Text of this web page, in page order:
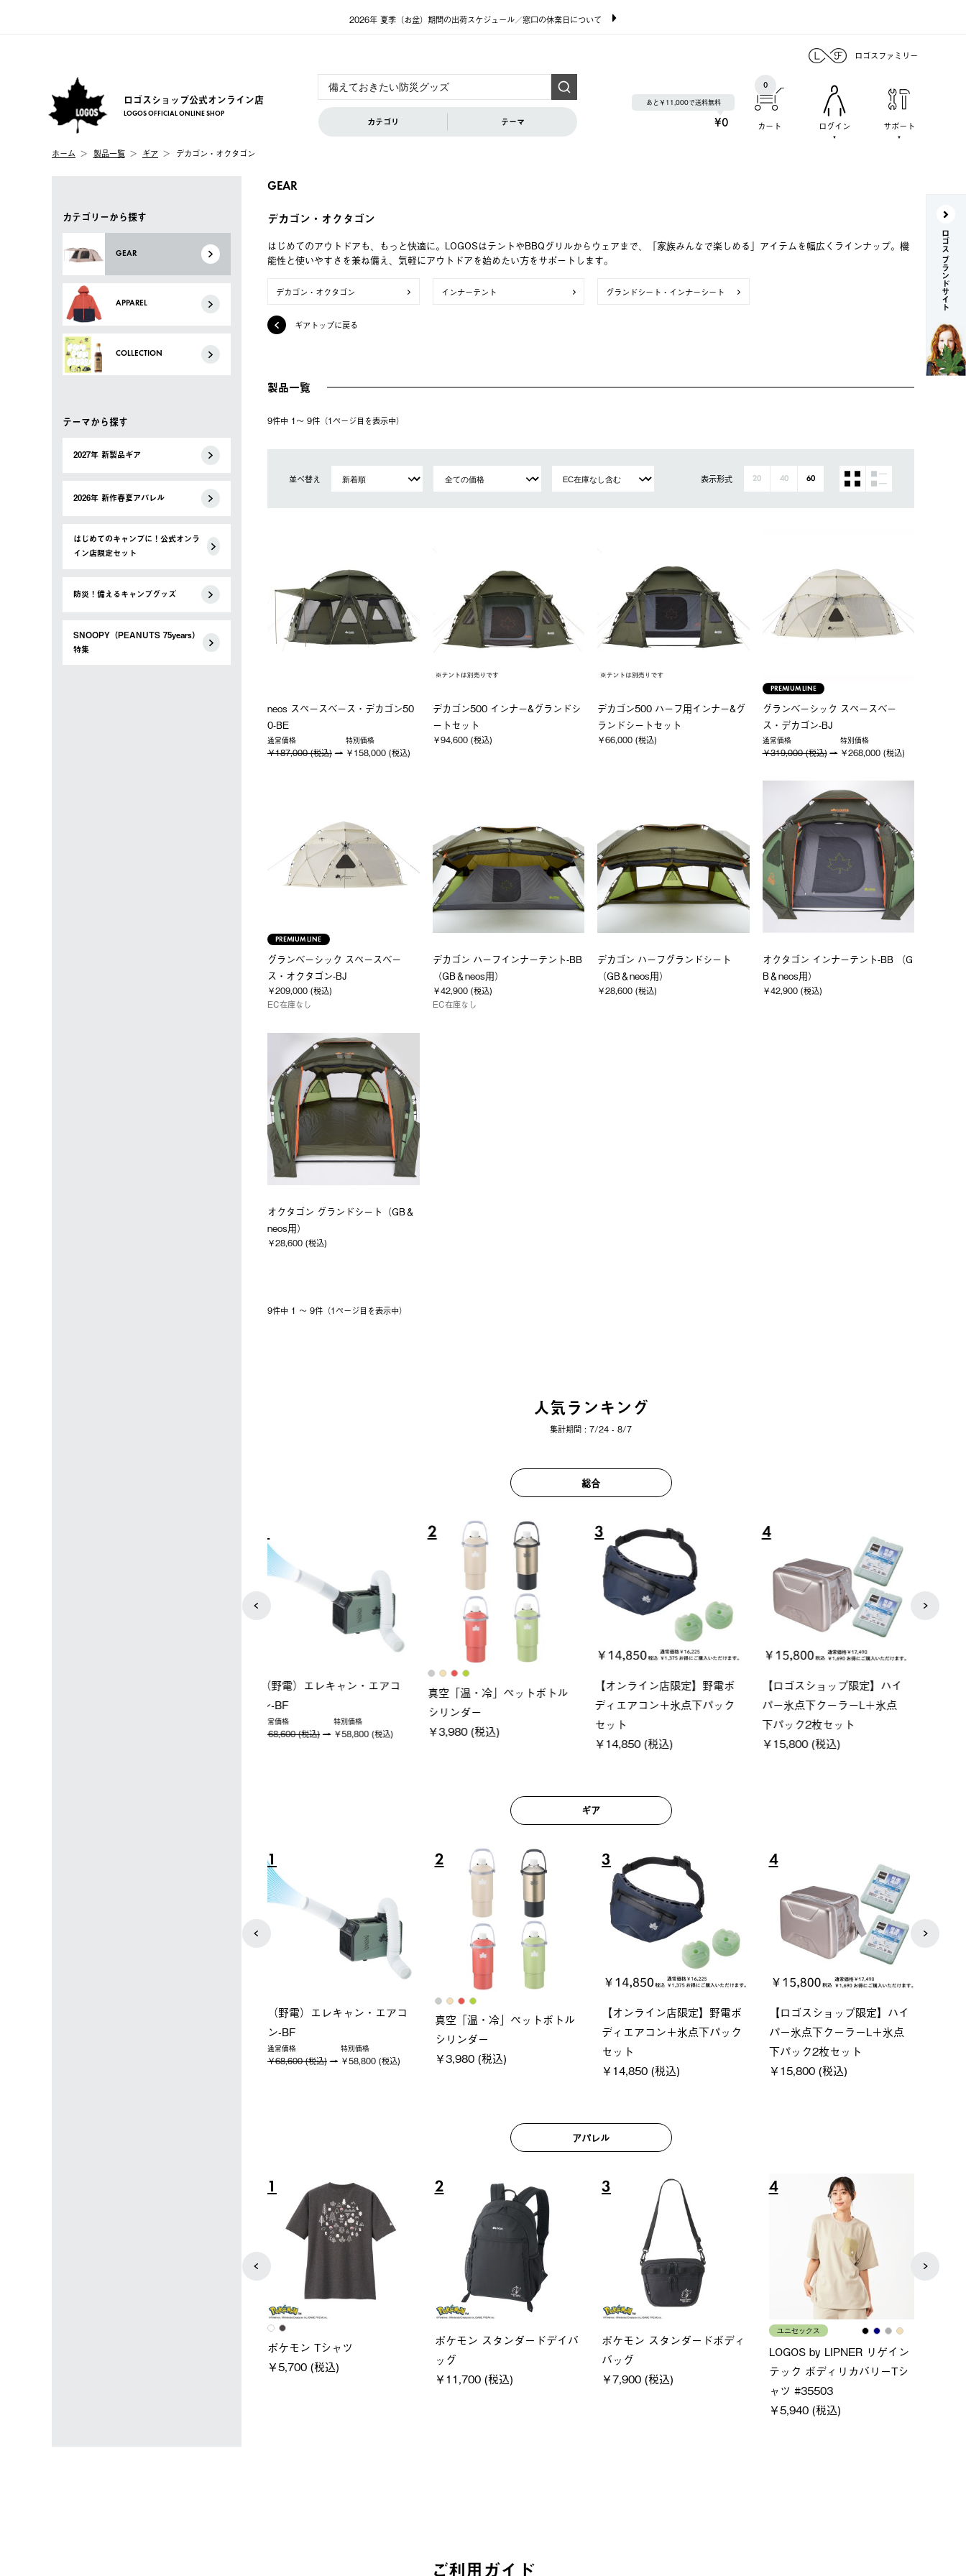
2026年 夏季（お盆）期間の出荷スケジュール／窓口の休業日について
ロゴスファミリー
ロゴスショップ公式オンライン店
LOGOS OFFICIAL ONLINE SHOP
カテゴリ テーマ
あと￥11,000で送料無料
¥0 カート
0
ログイン サポート
ホーム 製品一覧 ギア デカゴン・オクタゴン
カテゴリーから探す
GEAR
APPAREL
COLLECTION
テーマから探す
2027年 新製品ギア
2026年 新作春夏アパレル
はじめてのキャンプに！公式オンラ
イン店限定セット
防災！備えるキャンプグッズ
SNOOPY（PEANUTS 75years）
特集
GEAR
デカゴン・オクタゴン
はじめてのアウトドアも、もっと快適に。LOGOSはテントやBBQグリルからウェアまで、「家族みんなで楽しめる」アイテムを幅広くラインナップ。機
能性と使いやすさを兼ね備え、気軽にアウトドアを始めたい方をサポートします。
デカゴン・オクタゴン インナーテント グランドシート・インナーシート
ギアトップに戻る
製品一覧
9件中 1〜 9件（1ページ⽬を表⽰中）
並べ替え 表示形式 20 40 60
neos スペースベース・デカゴン50
0-BE
通常価格
￥187,000 (税込)
特別価格
￥158,000 (税込)
デカゴン500 インナー&グランドシ
ートセット
￥94,600 (税込)
デカゴン500 ハーフ用インナー&グ
ランドシートセット
￥66,000 (税込)
PREMIUM LINE
グランベーシック スペースベー
ス・デカゴン-BJ
通常価格
￥319,000 (税込)
特別価格
￥268,000 (税込)
PREMIUM LINE
グランベーシック スペースベー
ス・オクタゴン-BJ
￥209,000 (税込)
EC在庫なし
デカゴン ハーフインナーテント-BB
（GB＆neos用）
￥42,900 (税込)
EC在庫なし
デカゴン ハーフグランドシート
（GB＆neos用）
￥28,600 (税込)
オクタゴン インナーテント-BB （G
B＆neos用）
￥42,900 (税込)
オクタゴン グランドシート（GB＆
neos用）
￥28,600 (税込)
9件中 1 〜 9件（1ページ⽬を表⽰中）
人気ランキング
集計期間 : 7/24 - 8/7
総合
ソーラーブロック 風抜きQセ
ットタープ 250-BG
￥21,800 (税込)
6
ソーラーブロック 風抜きQセ
ットタープ 200-BG
￥18,800 (税込)
7
グランベーシック スペースベ
ース・オクタゴン-BJ
￥209,000 (税込)
8
Q-TOP ソーラーサンドブロッ
クサンシェード-BF
￥16,800 (税込)
ギア
5
ソーラーブロック 風抜きQセ
ットタープ 250-BG
￥21,800 (税込)
6
ソーラーブロック 風抜きQセ
ットタープ 200-BG
￥18,800 (税込)
7
グランベーシック スペースベ
ース・オクタゴン-BJ
￥209,000 (税込)
8
Q-TOP ソーラーサンドブロッ
クサンシェード-BF
￥16,800 (税込)
アパレル
5
レディース
ノーメイクフーディ
￥5,940 (税込)
6
LOGOS by LIPNER リゲイン
テック ボディリカバリーショ
ーツ #35504
7
ＵＶサムホールジップフーデ
通常価格 特別価格
8
メンズ
クールタッチリラックスパン
ツ
￥5,500 (税込)
ご利用ガイド
ロゴス ブランドサイト